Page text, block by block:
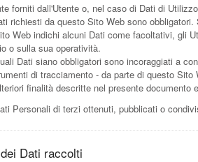
forniti dall'Utente o, nel caso di Dati di
richiesti da questo Sito Web sono
Web indichi alcuni Dati come facoltativi, gli
o sulla sua operatività.
Dati siano obbligatori sono incoraggiati a
di tracciamento - da parte di questo
finalità descritte nel presente documento
Personali di terzi ottenuti, pubblicati o
Dati raccolti